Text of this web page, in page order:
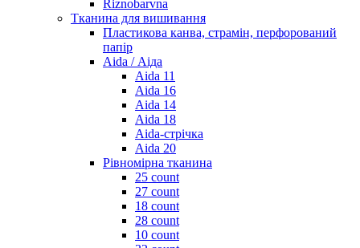
Riznobarvna
Тканина для вишивання
Пластикова канва, страмін, перфорований
папір
Aida / Аіда
Aida 11
Aida 16
Aida 14
Aida 18
Aida-стрічка
Aida 20
Рівномірна тканина
25 count
27 count
18 count
28 count
10 count